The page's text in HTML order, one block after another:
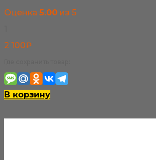
Оценка 5.00 из 5
2 100₽
В корзину